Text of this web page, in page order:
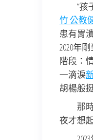
“孩
竹 公教
患有胃
2020年
階段：
一滴淚
胡楊般
那
夜才想